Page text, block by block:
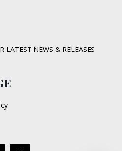
LATEST NEWS & RELEASES